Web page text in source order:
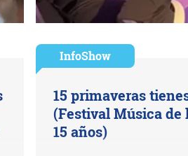
InfoShow
15 primaveras
(Festival Música de
15 años)